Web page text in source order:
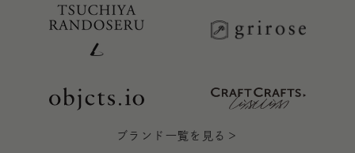
ブランド一覧を見る＞